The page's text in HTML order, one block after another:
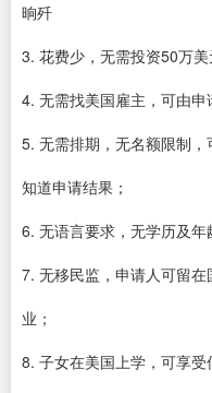
晌歼
3. 花费少，无需投资50万美
4. 无需找美国雇主，可由申
5. 无需排期，无名额限制
知道申请结果；
6. 无语言要求，无学历及年
7. 无移民监，申请人可留
业；
8. 子女在美国上学，可享